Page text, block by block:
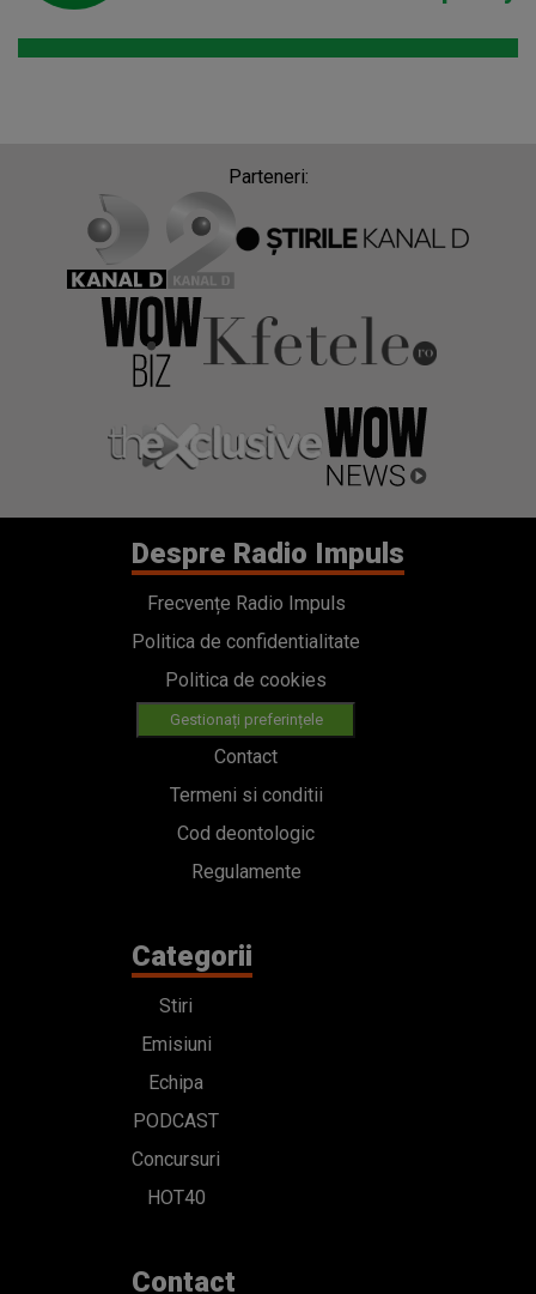
Parteneri:
Despre Radio Impuls
Frecvențe Radio Impuls
Politica de confidentialitate
Politica de cookies
Gestionați preferințele
Contact
Termeni si conditii
Cod deontologic
Regulamente
Categorii
Stiri
Emisiuni
Echipa
PODCAST
Concursuri
HOT40
Contact